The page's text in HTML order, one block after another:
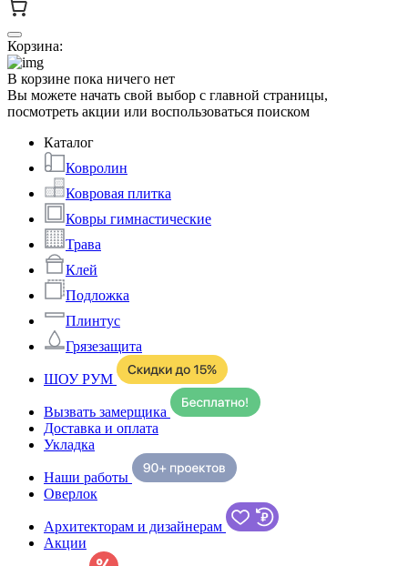
Корзина:
В корзине пока ничего нет
Вы можете начать свой выбор с главной страницы,
посмотреть акции или воспользоваться поиском
Каталог
Ковролин
Ковровая плитка
Ковры гимнастические
Трава
Клей
Подложка
Плинтус
Грязезащита
ШОУ РУМ
Вызвать замерщика
Доставка и оплата
Укладка
Наши работы
Оверлок
Архитекторам и дизайнерам
Акции